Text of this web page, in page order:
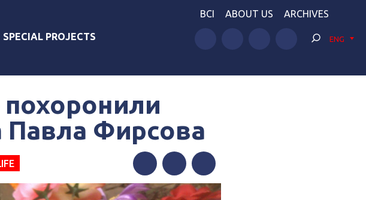
SPECIAL PROJECTS
BCI ABOUT US ARCHIVES
ENG
Павла Фирсова
FacebookTwitterTelegram